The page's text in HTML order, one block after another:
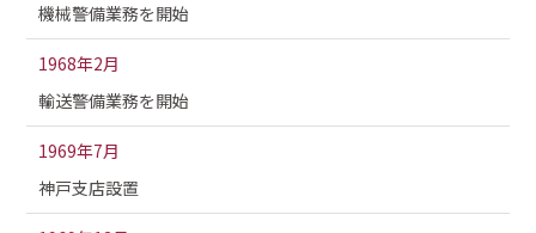
機械警備業務を開始
1968年2月
輸送警備業務を開始
1969年7月
神戸支店設置